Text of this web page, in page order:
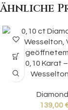
Ähnliche
0,10 Karat
139,00